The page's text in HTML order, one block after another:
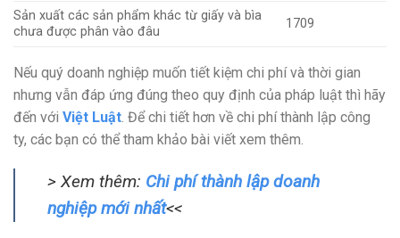
Sản xuất các sản phẩm khác từ giấy và bìa
chưa được phân vào đâu
1709
Nếu quý doanh nghiệp muốn tiết kiệm chi phí và thời gian
nhưng vẫn đáp ứng đúng theo quy định của pháp luật thì hãy
đến với Việt Luật . Để chi tiết hơn về chi phí thành lập công
ty, các bạn có thể tham khảo bài viết xem thêm.
> Xem thêm: Chi phí thành lập doanh
nghiệp mới nhất<<